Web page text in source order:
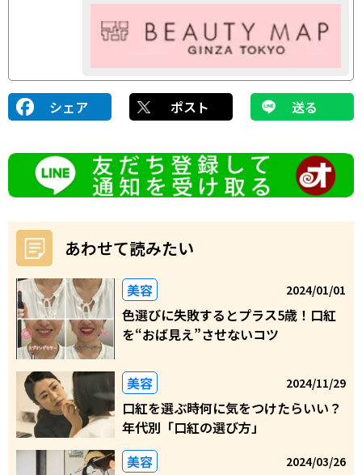
シェア ポスト 送る
あわせて読みたい
美容 2024/01/01
色選びに失敗するとプラス5歳！口紅
を“おば見え”させないコツ
美容 2024/11/29
口紅を選ぶ時何に気をつけたらいい？
年代別「口紅の選び方」
美容
2024/03/26